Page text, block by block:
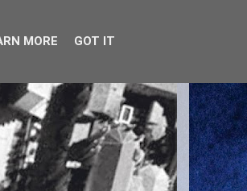
MORE GOT IT